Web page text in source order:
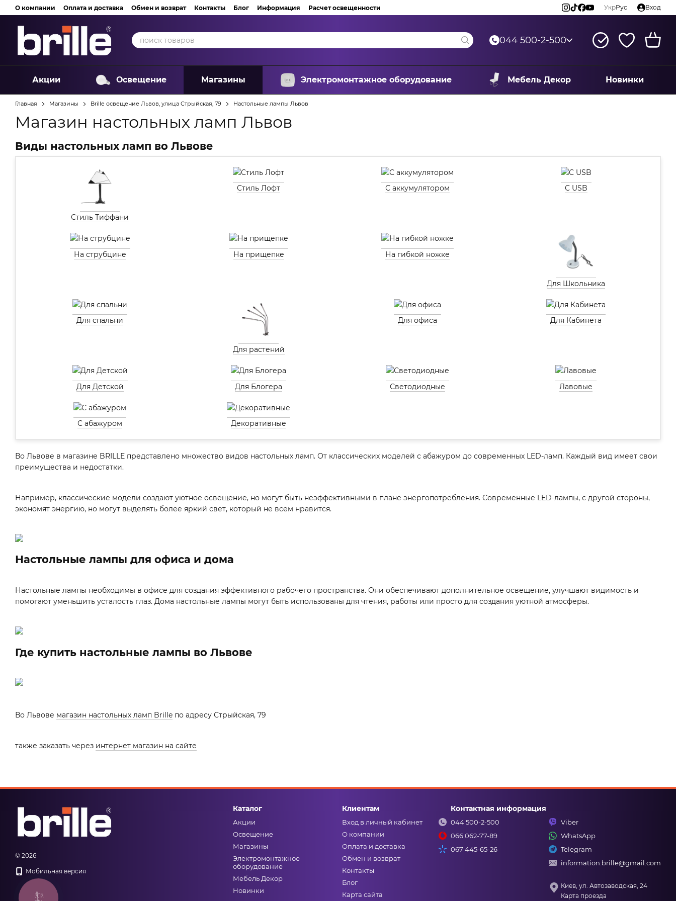
Перейти к основному контенту
О компании Оплата и доставка Обмен и возврат Контакты Блог Информация Расчет освещенности УкрРус Вход
044 500-2-500
Акции Освещение Магазины Электромонтажное оборудование Мебель Декор Новинки
Главная Магазины Brille освещение Львов, улица Стрыйская, 79 Настольные лампы Львов
Магазин настольных ламп Львов
Виды настольных ламп во Львове
Стиль Тиффани
Стиль Лофт С аккумулятором С USB
На струбцине На прищепке На гибкой ножке
Для Школьника
Для спальни
Для растений
Для офиса Для Кабинета
Для Детской Для Блогера Светодиодные Лавовые
С абажуром Декоративные
Во Львове в магазине BRILLE представлено множество видов настольных ламп. От классических моделей с абажуром до современных LED-ламп. Каждый вид имеет свои
преимущества и недостатки.
Например, классические модели создают уютное освещение, но могут быть неэффективными в плане энергопотребления. Современные LED-лампы, с другой стороны,
экономят энергию, но могут выделять более яркий свет, который не всем нравится.
Настольные лампы для офиса и дома
Настольные лампы необходимы в офисе для создания эффективного рабочего пространства. Они обеспечивают дополнительное освещение, улучшают видимость и
помогают уменьшить усталость глаз. Дома настольные лампы могут быть использованы для чтения, работы или просто для создания уютной атмосферы.
Где купить настольные лампы во Львове
Во Львове магазин настольных ламп Brille по адресу Стрыйская, 79
также заказать через интернет магазин на сайте
© 2026
Мобильная версия
Каталог
Акции
Освещение
Магазины
Электромонтажное
оборудование
Мебель Декор
Новинки
Клиентам
Вход в личный кабинет
О компании
Оплата и доставка
Обмен и возврат
Контакты
Блог
Карта сайта
Контактная информация
044 500-2-500
066 062-77-89
067 445-65-26
Viber
WhatsApp
Telegram
information.brille@gmail.com
Киев, ул. Автозаводская, 24
Карта проезда
КНОПКА